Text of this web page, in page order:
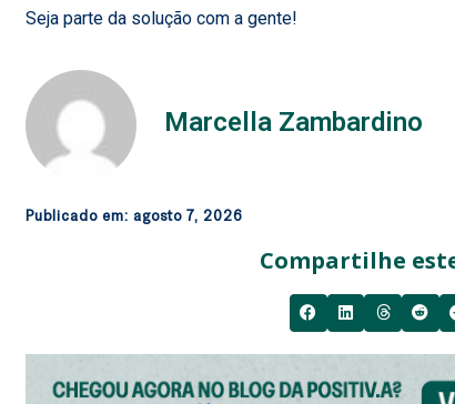
Seja parte da solução com a gente!
Marcella Zambardino
Publicado em: agosto 7, 2026
Compartilhe